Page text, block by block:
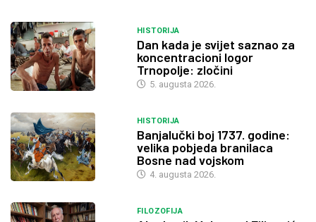
HISTORIJA
Dan kada je svijet saznao za
koncentracioni logor
Trnopolje: zločini
5. augusta 2026.
HISTORIJA
Banjalučki boj 1737. godine:
velika pobjeda branilaca
Bosne nad vojskom
4. augusta 2026.
FILOZOFIJA